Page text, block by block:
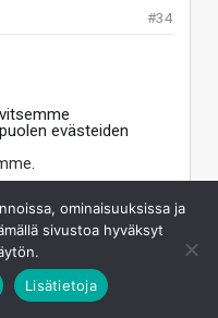
#34
evästeiden
EVÄSTEET
ominaisuuksissa ja
sivustoa hyväksyt
Lisätietoja